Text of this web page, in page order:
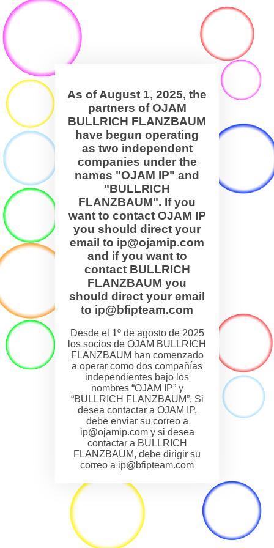
As of August 1, 2025, the
partners of OJAM
BULLRICH FLANZBAUM
have begun operating
as two independent
companies under the
names "OJAM IP" and
"BULLRICH
FLANZBAUM". If you
want to contact OJAM IP
you should direct your
email to ip@ojamip.com
and if you want to
contact BULLRICH
FLANZBAUM you
should direct your email
to ip@bfipteam.com
Desde el 1º de agosto de 2025
los socios de OJAM BULLRICH
FLANZBAUM han comenzado
a operar como dos compañías
independientes bajo los
nombres “OJAM IP” y
“BULLRICH FLANZBAUM”. Si
desea contactar a OJAM IP,
debe enviar su correo a
ip@ojamip.com y si desea
contactar a BULLRICH
FLANZBAUM, debe dirigir su
correo a ip@bfipteam.com